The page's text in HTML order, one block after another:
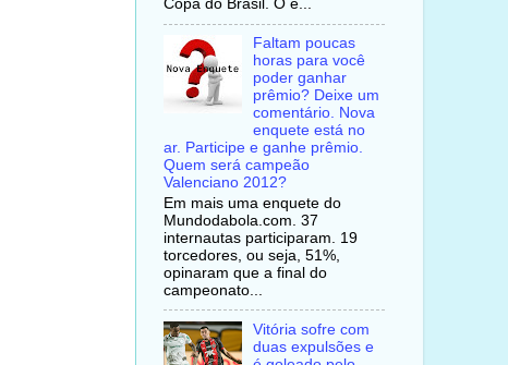
Copa do Brasil. O e...
Faltam poucas
horas para você
poder ganhar
prêmio? Deixe um
comentário. Nova
enquete está no
ar. Participe e ganhe prêmio.
Quem será campeão
Valenciano 2012?
Em mais uma enquete do
Mundodabola.com. 37
internautas participaram. 19
torcedores, ou seja, 51%,
opinaram que a final do
campeonato...
Vitória sofre com
duas expulsões e